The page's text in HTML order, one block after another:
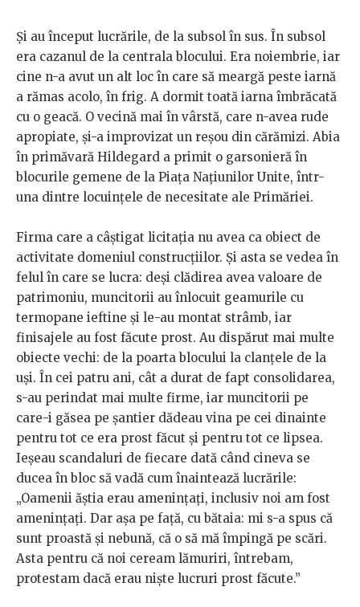
Și au început lucrările, de la subsol în sus. În subsol
era cazanul de la centrala blocului. Era noiembrie, iar
cine n-a avut un alt loc în care să meargă peste iarnă
a rămas acolo, în frig. A dormit toată iarna îmbrăcată
cu o geacă. O vecină mai în vârstă, care n-avea rude
apropiate, și-a improvizat un reșou din cărămizi. Abia
în primăvară Hildegard a primit o garsonieră în
blocurile gemene de la Piața Națiunilor Unite, într-
una dintre locuințele de necesitate ale Primăriei.
Firma care a câștigat licitația nu avea ca obiect de
activitate domeniul construcțiilor. Și asta se vedea în
felul în care se lucra: deși clădirea avea valoare de
patrimoniu, muncitorii au înlocuit geamurile cu
termopane ieftine și le-au montat strâmb, iar
finisajele au fost făcute prost. Au dispărut mai multe
obiecte vechi: de la poarta blocului la clanțele de la
uși. În cei patru ani, cât a durat de fapt consolidarea,
s-au perindat mai multe firme, iar muncitorii pe
care-i găsea pe șantier dădeau vina pe cei dinainte
pentru tot ce era prost făcut și pentru tot ce lipsea.
Ieșeau scandaluri de fiecare dată când cineva se
ducea în bloc să vadă cum înaintează lucrările:
„Oamenii ăștia erau amenințați, inclusiv noi am fost
amenințați. Dar așa pe față, cu bătaia: mi s-a spus că
sunt proastă și nebună, că o să mă împingă pe scări.
Asta pentru că noi ceream lămuriri, întrebam,
protestam dacă erau niște lucruri prost făcute.”